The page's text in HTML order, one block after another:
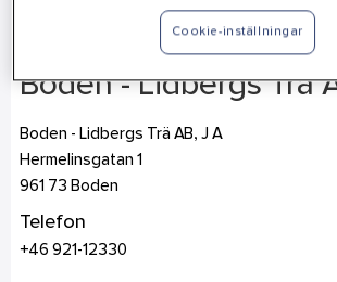
Boden - Lidbergs Trä
Boden - Lidbergs Trä AB, J A
Hermelinsgatan 1
961 73 Boden
Telefon
+46 921-12330
Cookie-inställningar